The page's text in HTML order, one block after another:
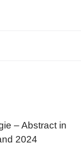
– Abstract in
2024